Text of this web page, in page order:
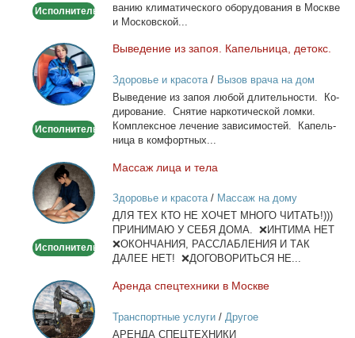
Исполнитель
ва­нию кли­ма­ти­че­ско­го обо­ру­до­ва­ния в Москве
и Мос­ков­ской...
Выведение
из
запоя.
Капельница,
Исполнитель
Вы­ве­де­ние из за­поя. Ка­пель­ни­ца, де­токс.
Здоровье и красота/ Вызов врача на дом
Вы­ве­де­ние из за­поя лю­бой дли­тель­но­сти. Ко­
ди­ро­ва­ние. Сня­тие нар­ко­ти­че­ской лом­ки.
Ком­плекс­ное ле­че­ние за­ви­си­мо­стей. Ка­пель­
ни­ца в ком­форт­ных...
Массаж
лица
и
тела
Исполнитель
Мас­саж ли­ца и те­ла
Здоровье и красота/ Массаж на дому
ДЛЯ ТЕХ КТО НЕ ХОЧЕТ МНОГО ЧИТАТЬ!)))
ПРИНИМАЮ У СЕБЯ ДОМА. ❌ИНТИМА НЕТ
❌ОКОНЧАНИЯ, РАССЛАБЛЕНИЯ И ТАК
ДАЛЕЕ НЕТ! ❌ДОГОВОРИТЬСЯ НЕ...
Аренда
спецтехники
в
Арен­да спец­тех­ни­ки в Москве
Транспортные услуги/ Другое
АРЕНДА СПЕЦТЕХНИКИ